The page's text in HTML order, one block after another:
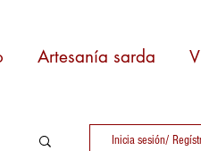
Artesanía sarda
Inicia sesión/